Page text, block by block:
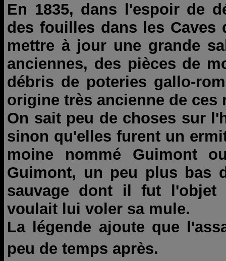
En 1835, dans l'espoir de
des fouilles dans les Caves
mettre à jour une grande
anciennes, des pièces de
débris de poteries gallo-
origine très ancienne de ces
On sait peu de choses sur
sinon qu'elles furent un
moine nommé Guimont
Guimont, un peu plus bas
sauvage dont il fut l'objet
voulait lui voler sa mule.
La légende ajoute que
peu de temps après.